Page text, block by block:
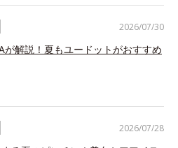
が解説！夏もユードットがおすすめ
2026/07/30
2026/07/28